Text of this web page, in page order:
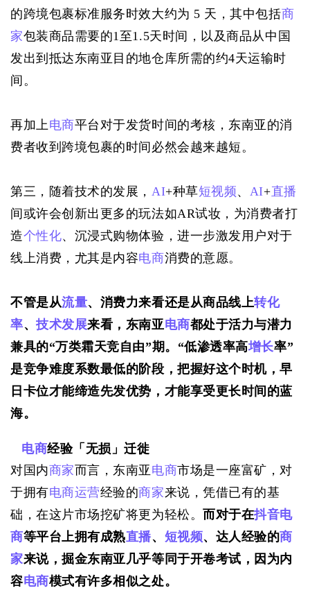
的跨境包裹标准服务时效大约为 5 天，其中包括商
家包装商品需要的1至1.5天时间，以及商品从中国
发出到抵达东南亚目的地仓库所需的约4天运输时
间。
再加上电商平台对于发货时间的考核，东南亚的消
费者收到跨境包裹的时间必然会越来越短。
第三，随着技术的发展， AI+种草短视频、 AI+直播
间或许会创新出更多的玩法如AR试妆，为消费者打
造个性化、沉浸式购物体验，进一步激发用户对于
线上消费，尤其是内容电商消费的意愿。
不管是从流量、消费力来看还是从商品线上转化
率、技术发展来看，东南亚电商都处于活力与潜力
兼具的“万类霜天竞自由”期。“低渗透率高增长率”
是竞争难度系数最低的阶段，把握好这个时机，早
日卡位才能缔造先发优势，才能享受更长时间的蓝
海。
电商经验「无损」迁徙
对国内商家而言，东南亚 电商市场是一座富矿，对
于拥有电商运营经验的商家来说，凭借已有的基
础，在这片市场挖矿将更为轻松。而对于在抖音电
商等平台上拥有成熟直播、 短视频、达人经验的商
家来说，掘金东南亚几乎等同于开卷考试，因为内
容电商模式有许多相似之处。